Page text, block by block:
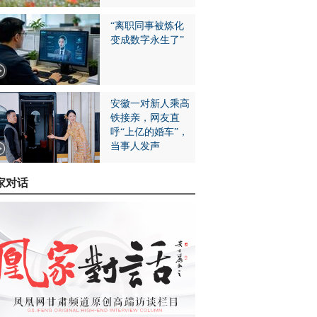
“离职同事被炼化
变成数字永生了”
安徽一对新人乘高
铁接亲，网友直
呼“上亿的婚车”，
当事人发声
对话